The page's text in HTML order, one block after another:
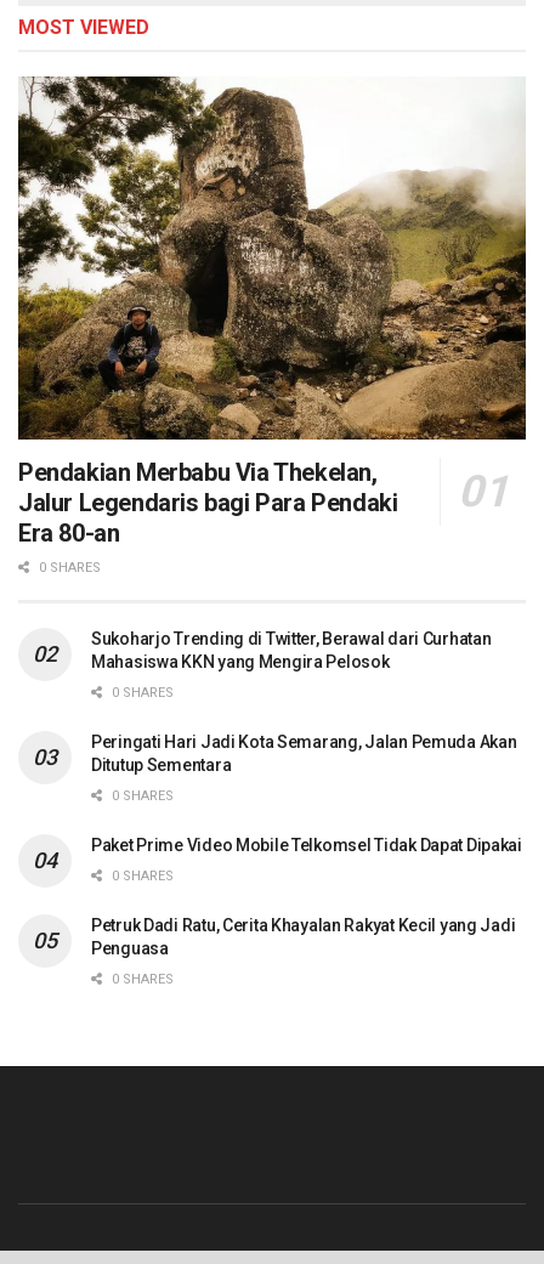
MOST VIEWED
Pendakian Merbabu Via Thekelan,
Jalur Legendaris bagi Para Pendaki
Era 80-an
0 SHARES
Sukoharjo Trending di Twitter, Berawal dari Curhatan
Mahasiswa KKN yang Mengira Pelosok
0 SHARES
Peringati Hari Jadi Kota Semarang, Jalan Pemuda Akan
Ditutup Sementara
0 SHARES
Paket Prime Video Mobile Telkomsel Tidak Dapat Dipakai
0 SHARES
Petruk Dadi Ratu, Cerita Khayalan Rakyat Kecil yang Jadi
Penguasa
0 SHARES